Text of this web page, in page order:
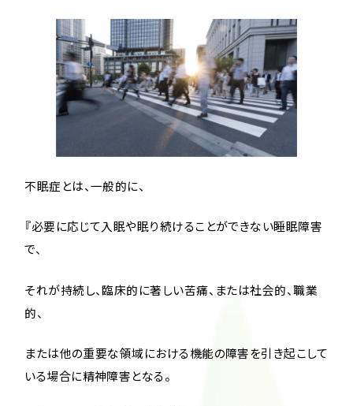
不眠症とは、一般的に、
『必要に応じて入眠や眠り続けることができない睡眠障害
で、
それが持続し、臨床的に著しい苦痛、または社会的、職業
的、
または他の重要な領域における機能の障害を引き起こして
いる場合に精神障害となる。